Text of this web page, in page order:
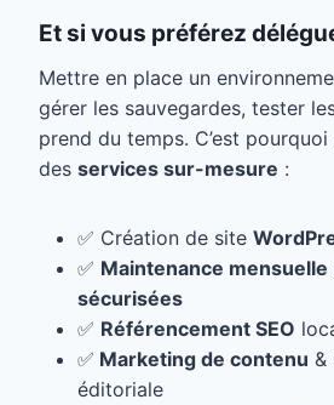
Et si vous préférez
Mettre en place un
gérer les sauvegardes, tester
prend du temps. C’est
des services sur-mesure :
✅ Création de site
✅ Maintenance mensuelle
sécurisées
✅ Référencement SEO
✅ Marketing de contenu &
éditoriale